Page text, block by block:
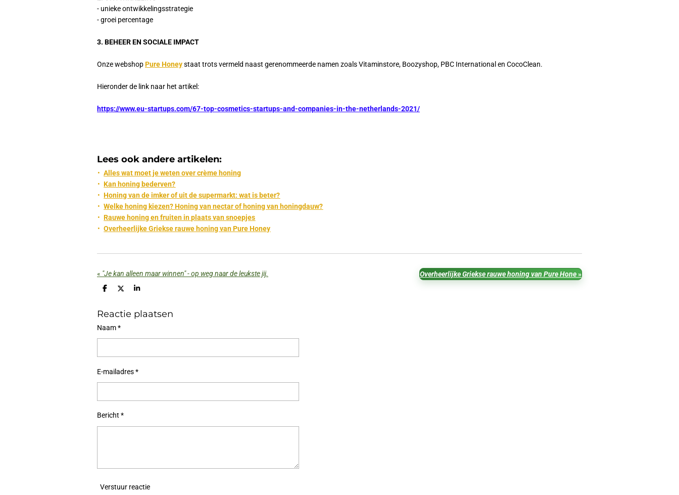
- unieke ontwikkelingsstrategie
- groei percentage
3. BEHEER EN SOCIALE IMPACT
Onze webshopPure Honeystaat trotsvermeld naast gerenommeerde namen zoalsVitaminstore, Boozyshop, PBC International en CocoClean.
Hieronder de link naar het artikel:
https://www.eu-startups.com/67-top-cosmetics-startups-and-companies-in-the-netherlands-2021/
Lees ook andere artikelen:
Alles wat moet je weten over crème honing
Kan honing bederven?
Honing van de imker of uit de supermarkt: wat is beter?
Welke honing kiezen? Honing van nectar of honing van honingdauw?
Rauwe honing en fruiten in plaats van snoepjes
Overheerlijke Griekse rauwe honing van Pure Honey
« "Je kan alleen maar winnen" - op weg naar de leukste jij. Overheerlijke Griekse rauwe honing van Pure Hone»
D
e
n
D
l
S
r
e
Reactie plaatsen
Naam *
E-mailadres *
Bericht *
Verstuur reactie